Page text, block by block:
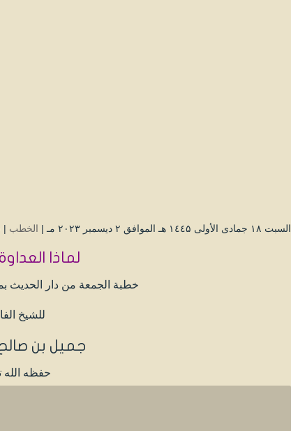
السبت ۱۸ جمادى الأولى ۱٤٤۵ هـ الموافق ۲ ديسمبر ۲۰۲۳ مـ | الخطب |
لماذا
خطبة الجمعة من دار الحديث
للشيخ
جميل بن
حفظه الله